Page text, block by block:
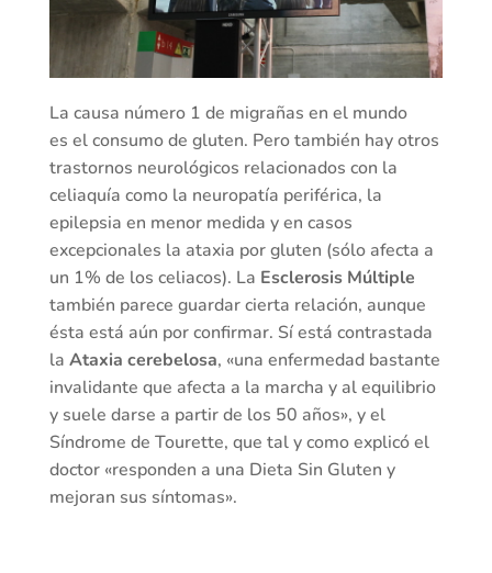
La causa número 1 de migrañas en el mundo
es el consumo de gluten. Pero también hay otros
trastornos neurológicos relacionados con la
celiaquía como la neuropatía periférica, la
epilepsia en menor medida y en casos
excepcionales la ataxia por gluten (sólo afecta a
un 1% de los celiacos). La Esclerosis Múltiple
también parece guardar cierta relación, aunque
ésta está aún por confirmar. Sí está contrastada
la Ataxia cerebelosa, «una enfermedad bastante
invalidante que afecta a la marcha y al equilibrio
y suele darse a partir de los 50 años», y el
Síndrome de Tourette, que tal y como explicó el
doctor «responden a una Dieta Sin Gluten y
mejoran sus síntomas».